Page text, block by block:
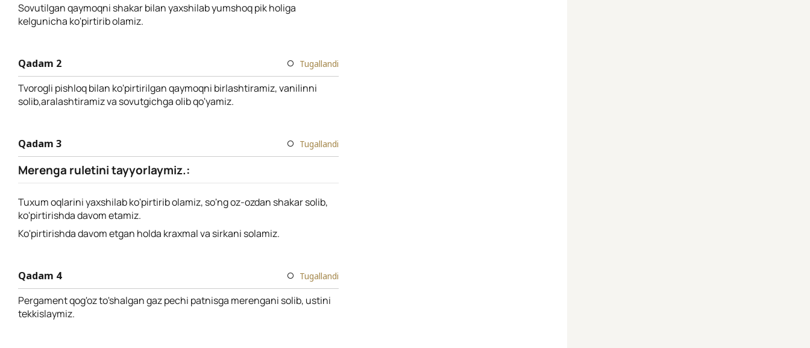
Sovutilgan qaymoqni shakar bilan yaxshilab yumshoq pik holiga
kelgunicha ko'pirtirib olamiz.
Qadam 2 Tugallandi
Tvorogli pishloq bilan ko'pirtirilgan qaymoqni birlashtiramiz, vanilinni
solib,aralashtiramiz va sovutgichga olib qo'yamiz.
Qadam 3 Tugallandi
Merenga ruletini tayyorlaymiz.:
Tuxum oqlarini yaxshilab ko'pirtirib olamiz, so'ng oz-ozdan shakar solib,
ko'pirtirishda davom etamiz.
Ko'pirtirishda davom etgan holda kraxmal va sirkani solamiz.
Qadam 4 Tugallandi
Pergament qog'oz to'shalgan gaz pechi patnisga merengani solib, ustini
tekkislaymiz.